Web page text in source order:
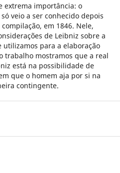
extrema importância: o
veio a ser conhecido depois
em 1846. Nele,
de Leibniz sobre a
para a elaboração
trabalho mostramos que a real
está na possibilidade de
que o homem aja por si na
contingente.